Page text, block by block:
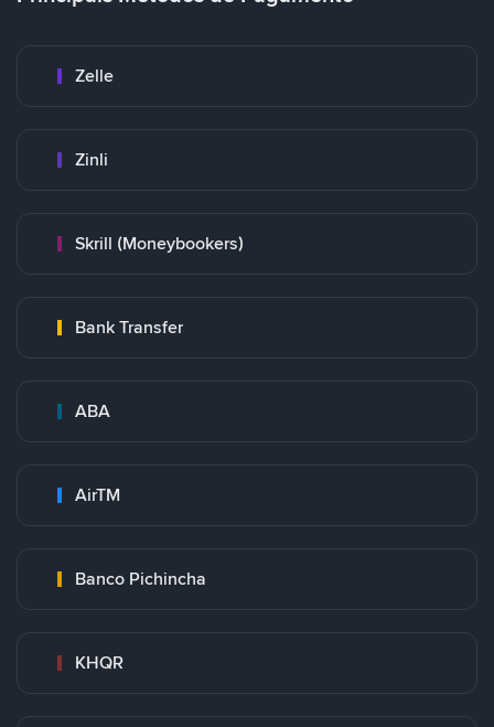
Zelle
Zinli
Skrill (Moneybookers)
Bank Transfer
ABA
AirTM
Banco Pichincha
KHQR